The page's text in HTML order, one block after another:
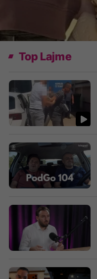
Top Lajme